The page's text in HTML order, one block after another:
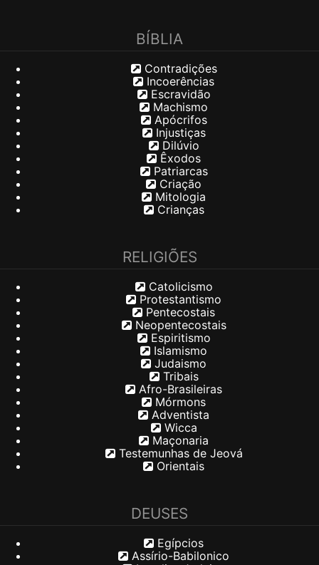
BÍBLIA
Contradições
Incoerências
Escravidão
Machismo
Apócrifos
Injustiças
Dilúvio
Êxodos
Patriarcas
Criação
Mitologia
Crianças
RELIGIÕES
Catolicismo
Protestantismo
Pentecostais
Neopentecostais
Espiritismo
Islamismo
Judaismo
Tribais
Afro-Brasileiras
Mórmons
Adventista
Wicca
Maçonaria
Testemunhas de Jeová
Orientais
DEUSES
Egípcios
Assírio-Babilonico